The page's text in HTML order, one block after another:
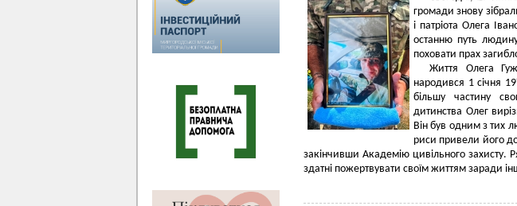
громади знову
і патріота Олега
останню путь
поховати прах
Життя Олега
народився 1 січня
більшу частину
дитинства Олег
Він був одним з тих
риси привели його
закінчивши Академію цивільного
здатні пожертвувати своїм життям заради